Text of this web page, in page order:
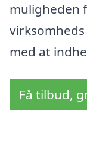
muligheden
med at
Få tilbud,